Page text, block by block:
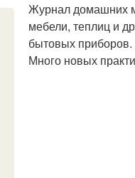
Журнал домашних
мебели, теплиц и
бытовых
Много новых